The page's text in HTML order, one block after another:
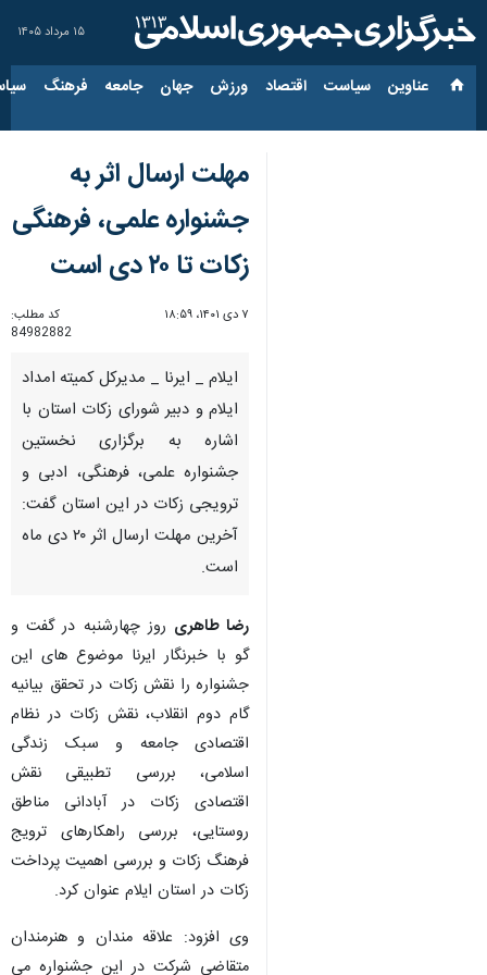
۱۵ مرداد ۱۴۰۵
عناوین‌ سیاست اقتصاد ورزش جهان جامعه فرهنگ
مهلت ارسال اثر به
جشنواره علمی، فرهنگی
زکات تا ۲۰ دی است
۷ دی ۱۴۰۱، ۱۸:۵۹
کد مطلب:
84982882
ایلام _ ایرنا _ مدیرکل کمیته امداد
ایلام و دبیر شورای زکات استان با
اشاره به برگزاری نخستین
جشنواره علمی، فرهنگی، ادبی و
ترویجی زکات در این استان گفت:
آخرین مهلت ارسال اثر ۲۰ دی ماه
است.
رضا طاهری روز چهارشنبه در گفت و
گو با خبرنگار ایرنا موضوع های این
جشنواره را نقش زکات در تحقق بیانیه
گام دوم انقلاب، نقش زکات در نظام
اقتصادی جامعه و سبک زندگی
اسلامی، بررسی تطبیقی نقش
اقتصادی زکات در آبادانی مناطق
روستایی، بررسی راهکارهای ترویج
فرهنگ زکات و بررسی اهمیت پرداخت
زکات در استان ایلام عنوان کرد.
وی افزود: علاقه مندان و هنرمندان
متقاضی شرکت در این جشنواره می